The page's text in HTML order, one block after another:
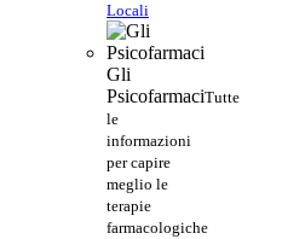
Locali
Gli
PsicofarmaciTutte
le
informazioni
per capire
meglio le
terapie
farmacologiche